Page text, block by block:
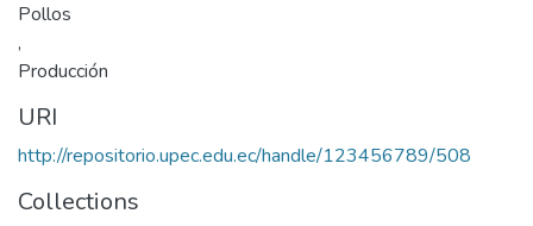
Pollos
,
Producción
URI
http://repositorio.upec.edu.ec/handle/123456789/508
Collections